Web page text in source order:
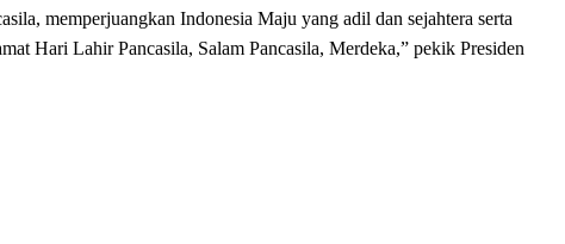
memperjuangkan Indonesia Maju yang adil dan sejahtera serta
Hari Lahir Pancasila, Salam Pancasila, Merdeka,” pekik Presiden